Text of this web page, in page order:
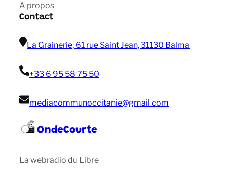
A propos
Contact
La Grainerie, 61 rue Saint Jean, 31130 Balma
+33 6 95 58 75 50
mediacommunoccitanie@gmail com
OndeCourte
La webradio du Libre